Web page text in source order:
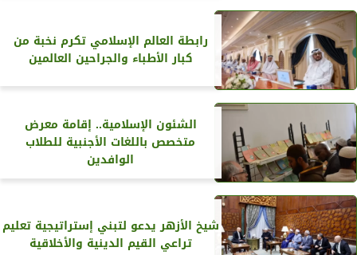
رابطة العالم الإسلامي تكرم نخبة من
كبار الأطباء والجراحين العالمين
الشئون الإسلامية.. إقامة معرض
متخصص باللغات الأجنبية للطلاب
الوافدين
شيخ الأزهر يدعو لتبني إستراتيجية تعليم
تراعي القيم الدينية والأخلاقية